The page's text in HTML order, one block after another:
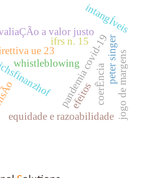
whistleblowingpandemia covid-19
equidade e razoabilidade
a valor justo
ue 23 jogo de margens
ifrs n. 15
coerÊnciapeter singer
intangÍveis
efeitos